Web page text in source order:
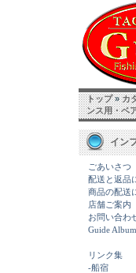
トップ»カ
ンス用・ベ
イン
ごあいさつ
配送と返品
商品の配送
店舗ご案内
お問い合わ
Guide Album
リンク集
-船宿